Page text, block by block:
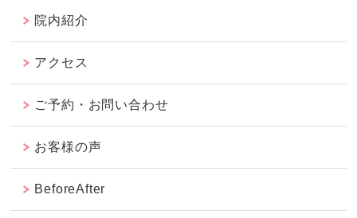
院内紹介
アクセス
ご予約・お問い合わせ
お客様の声
BeforeAfter